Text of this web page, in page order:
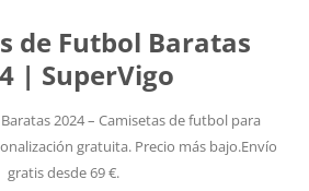
de Futbol Baratas
| SuperVigo
2024 – Camisetas de futbol para
gratuita. Precio más bajo.Envío
gratis desde 69 €.